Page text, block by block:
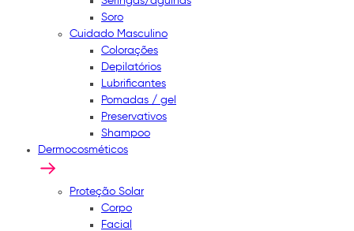
Soro
Cuidado Masculino
Colorações
Depilatórios
Lubrificantes
Pomadas / gel
Preservativos
Shampoo
Dermocosméticos
Proteção Solar
Corpo
Facial